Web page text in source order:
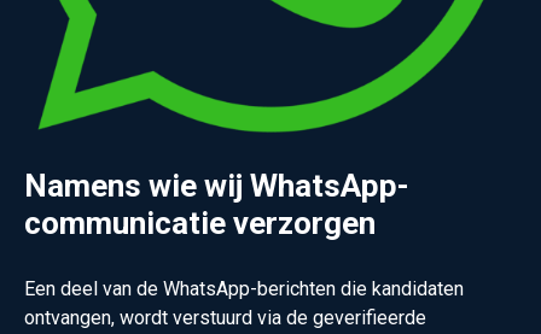
Namens wie wij WhatsApp-
communicatie verzorgen
Een deel van de WhatsApp-berichten die kandidaten
ontvangen, wordt verstuurd via de geverifieerde